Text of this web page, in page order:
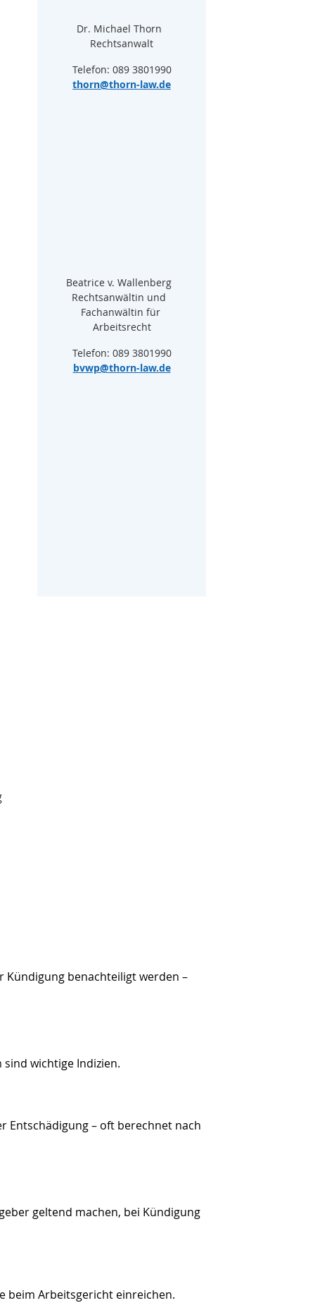
Dr. Michael Thorn
Rechtsanwalt
Telefon: 089 3801990
thorn@thorn-law.de
Beatrice v. Wallenberg
Rechtsanwältin und
Fachanwältin für
Arbeitsrecht
Telefon: 089 3801990
bvwp@thorn-law.de
Kündigung benachteiligt werden –
wichtige Indizien.
Entschädigung – oft berechnet nach
geltend machen, bei Kündigung
beim Arbeitsgericht einreichen.